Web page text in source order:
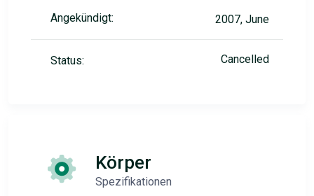
Angekündigt: 2007, June
Status: Cancelled
Körper
Spezifikationen